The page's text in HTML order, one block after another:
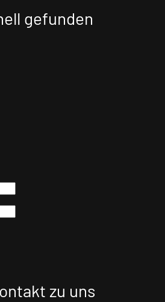
gefunden
zu uns